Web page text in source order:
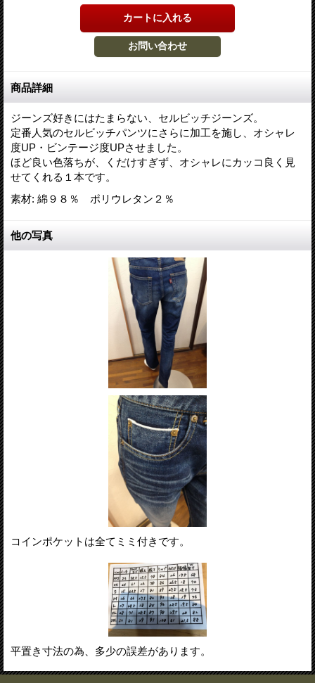
商品詳細
ジーンズ好きにはたまらない、セルビッチジーンズ。
定番人気のセルビッチパンツにさらに加工を施し、オシャレ
度UP・ビンテージ度UPさせました。
ほど良い色落ちが、くだけすぎず、オシャレにカッコ良く見
せてくれる１本です。
素材: 綿９８％ ポリウレタン２％
他の写真
コインポケットは全てミミ付きです。
平置き寸法の為、多少の誤差があります。